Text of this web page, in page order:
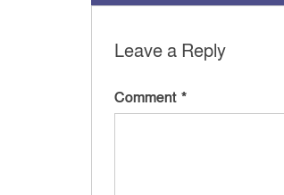
Leave a Reply
Comment *